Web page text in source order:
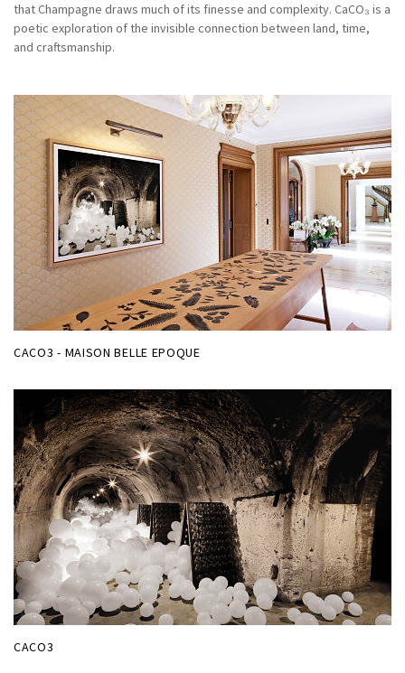
that Champagne draws much of its finesse and complexity. CaCO₃ is a
poetic exploration of the invisible connection between land, time,
and craftsmanship.
CACO3 - MAISON BELLE EPOQUE
CACO3